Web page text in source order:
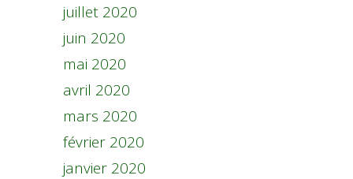
juillet 2020
juin 2020
mai 2020
avril 2020
mars 2020
février 2020
janvier 2020